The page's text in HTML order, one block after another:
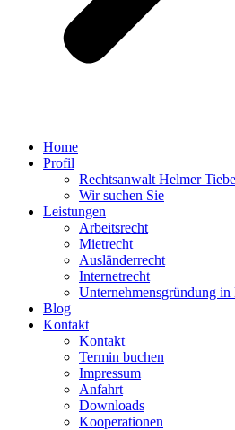
Home
Profil
Rechtsanwalt Helmer
Wir suchen Sie
Leistungen
Arbeitsrecht
Mietrecht
Ausländerrecht
Internetrecht
Unternehmensgründung in
Blog
Kontakt
Kontakt
Termin buchen
Impressum
Anfahrt
Downloads
Kooperationen